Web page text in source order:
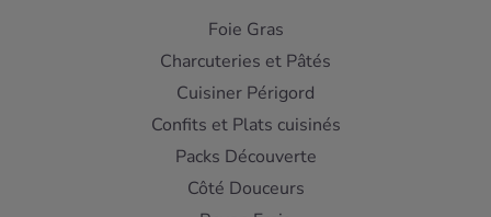
Foie Gras
Charcuteries et Pâtés
Cuisiner Périgord
Confits et Plats cuisinés
Packs Découverte
Côté Douceurs